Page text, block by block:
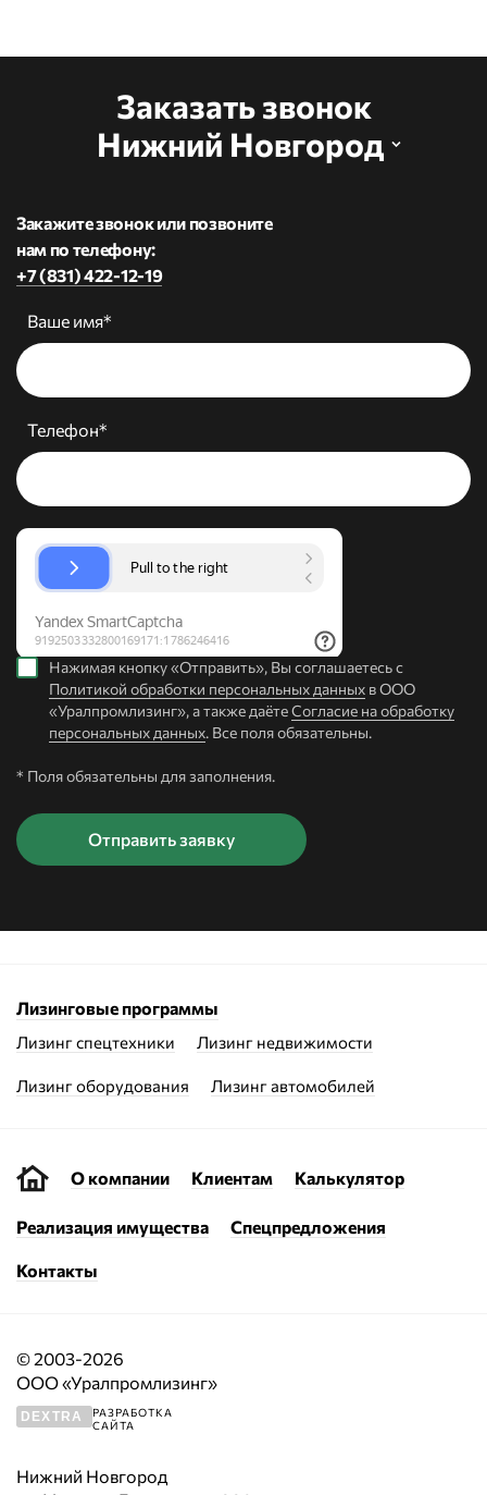
Заказать звонок
Нижний Новгород
Закажите звонок или позвоните
нам по телефону:
+7 (831) 422-12-19
Ваше имя*
Телефон*
Нажимая кнопку «Отправить», Вы соглашаетесь с
Политикой обработки персональных данных в ООО
«Уралпромлизинг», а также даётеСогласие на обработку
персональных данных. Все поля обязательны.
* Поля обязательны для заполнения.
Лизинговые программы
Лизинг спецтехники Лизинг недвижимости
Лизинг оборудования Лизинг автомобилей
О компании Клиентам Калькулятор
Реализация имущества Спецпредложения
Контакты
© 2003-2026
ООО «Уралпромлизинг»
DEXTRA
РАЗРАБОТКА
САЙТА
Нижний Новгород